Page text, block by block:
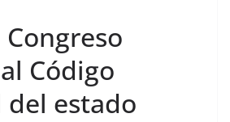
Código
del estado